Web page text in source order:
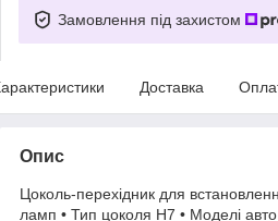
Замовлення під захистом
Доставка
Опис
Цоколь-перехідник для
ламп • Тип цоколя Н7 • Моделі